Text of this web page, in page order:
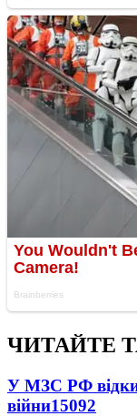
ЧИТАЙТЕ
У МЗС РФ
війни15092